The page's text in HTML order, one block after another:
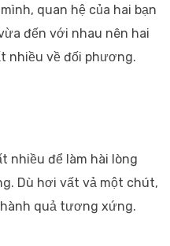
quan hệ của hai bạn
đến với nhau nên hai
nhiều về đối phương.
nhiều để làm hài lòng
Dù hơi vất vả một chút,
quả tương xứng.